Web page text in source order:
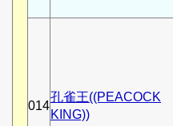
014
孔雀王((PEACOCK
KING))